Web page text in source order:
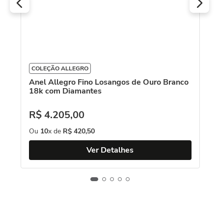
COLEÇÃO ALLEGRO
Anel Allegro Fino Losangos de Ouro Branco
18k com Diamantes
R$ 4.205,00
Ou 10x de R$ 420,50
Ver Detalhes